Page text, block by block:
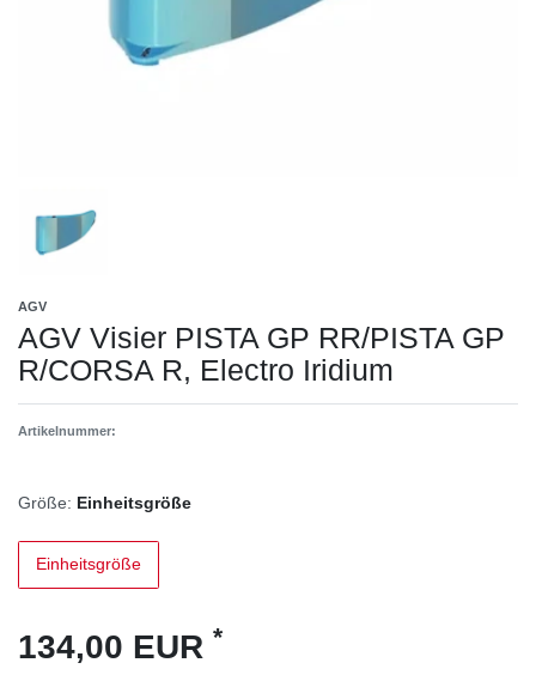
AGV
AGV Visier PISTA GP RR/PISTA GP
R/CORSA R, Electro Iridium
Artikelnummer:
Größe: Einheitsgröße
Einheitsgröße
134,00 EUR *